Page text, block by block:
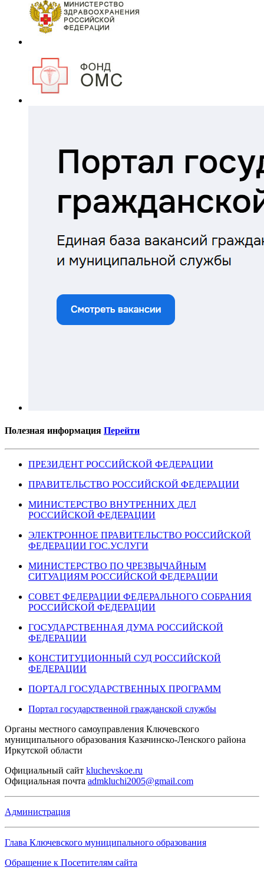
Полезная информация Перейти
ПРЕЗИДЕНТ РОССИЙСКОЙ ФЕДЕРАЦИИ
ПРАВИТЕЛЬСТВО РОССИЙСКОЙ ФЕДЕРАЦИИ
МИНИСТЕРСТВО ВНУТРЕННИХ ДЕЛ
РОССИЙСКОЙ ФЕДЕРАЦИИ
ЭЛЕКТРОННОЕ ПРАВИТЕЛЬСТВО РОССИЙСКОЙ
ФЕДЕРАЦИИ ГОС.УСЛУГИ
МИНИСТЕРСТВО ПО ЧРЕЗВЫЧАЙНЫМ
СИТУАЦИЯМ РОССИЙСКОЙ ФЕДЕРАЦИИ
СОВЕТ ФЕДЕРАЦИИ ФЕДЕРАЛЬНОГО СОБРАНИЯ
РОССИЙСКОЙ ФЕДЕРАЦИИ
ГОСУДАРСТВЕННАЯ ДУМА РОССИЙСКОЙ
ФЕДЕРАЦИИ
КОНСТИТУЦИОННЫЙ СУД РОССИЙСКОЙ
ФЕДЕРАЦИИ
ПОРТАЛ ГОСУДАРСТВЕННЫХ ПРОГРАММ
Портал государственной гражданской службы
Органы местного самоуправления Ключевского
муниципального образования Казачинско-Ленского района
Иркутской области
Официальный сайт kluchevskoe.ru
Официальная почта admkluchi2005@gmail.com
Администрация
Глава Ключевского муниципального образования
Обращение к Посетителям сайта